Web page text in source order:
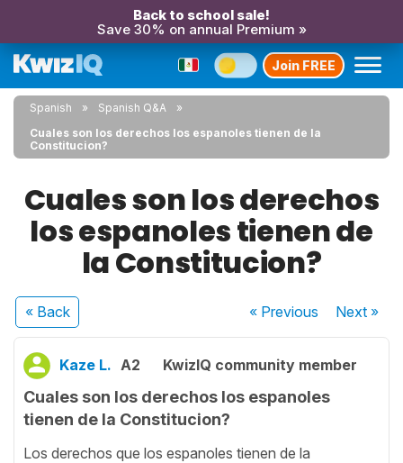
Back to school sale!
Save 30% on annual Premium »
Join FREE
Spanish
Spanish Q&A
Cuales son los derechos los espanoles tienen de la
Constitucion?
Cuales son los derechos
los espanoles tienen de
la Constitucion?
« Back « Previous Next»
Kaze L. A2 KwizIQ community member
Cuales son los derechos los espanoles
tienen de la Constitucion?
Los derechos que los espanoles tienen de la